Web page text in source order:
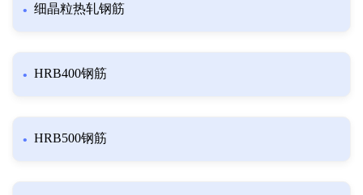
细晶粒热轧钢筋
HRB400钢筋
HRB500钢筋